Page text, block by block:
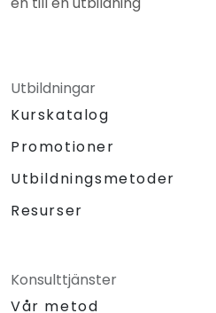
Utbildningar
Kurskatalog
Promotioner
Utbildningsmetoder
Resurser
Konsulttjänster
Vår metod